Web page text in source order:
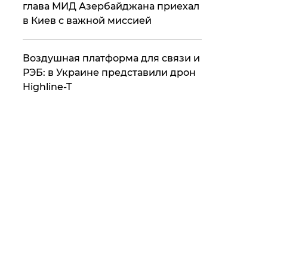
глава МИД Азербайджана приехал
в Киев с важной миссией
Воздушная платформа для связи и
РЭБ: в Украине представили дрон
Highline-T